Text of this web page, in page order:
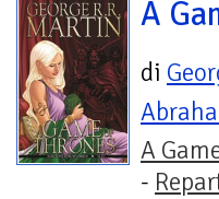
A
di
A
-